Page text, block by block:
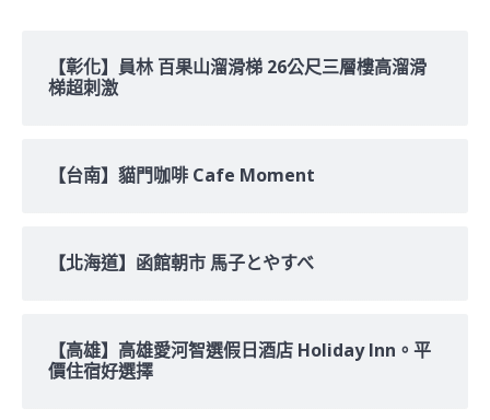
【彰化】員林 百果山溜滑梯 26公尺三層樓高溜滑
梯超刺激
【台南】貓門咖啡 Cafe Moment
【北海道】函館朝市 馬子とやすべ
【高雄】高雄愛河智選假日酒店 Holiday Inn。平
價住宿好選擇